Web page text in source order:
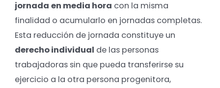
jornada en media hora con la misma
finalidad o acumularlo en jornadas completas.
Esta reducción de jornada constituye un
derecho individual de las personas
trabajadoras sin que pueda transferirse su
ejercicio a la otra persona progenitora,